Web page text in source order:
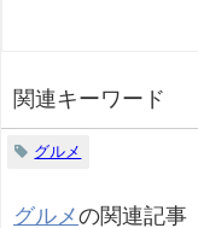
関連キーワード
グルメ
グルメの関連記事